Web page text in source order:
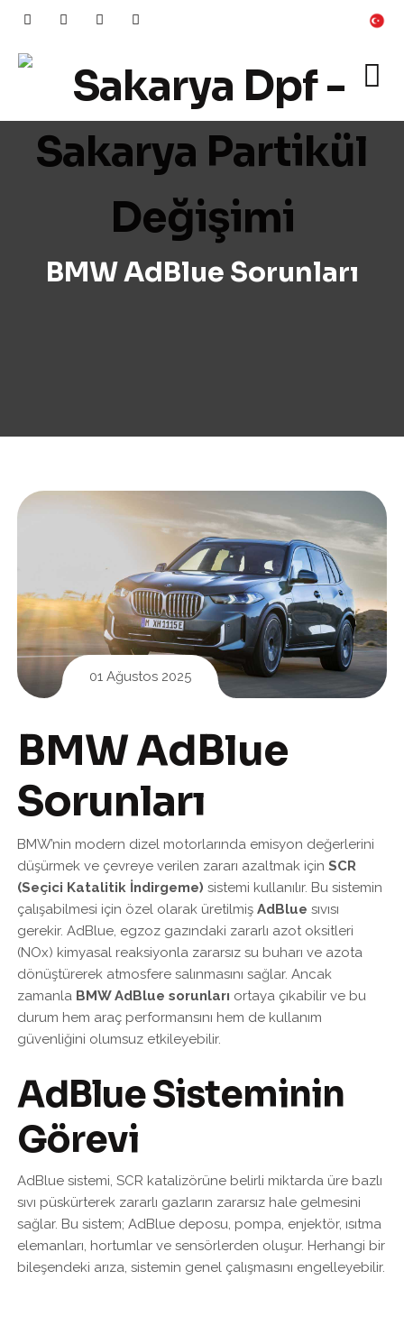
BMW AdBlue Sorunları
01 Ağustos 2025
BMW AdBlue
Sorunları
BMW’nin modern dizel motorlarında emisyon değerlerini
düşürmek ve çevreye verilen zararı azaltmak içinSCR
(Seçici Katalitik İndirgeme) sistemi kullanılır. Bu sistemin
çalışabilmesi için özel olarak üretilmişAdBlue sıvısı
gerekir. AdBlue, egzoz gazındaki zararlı azot oksitleri
(NOx) kimyasal reaksiyonla zararsız su buharı ve azota
dönüştürerek atmosfere salınmasını sağlar. Ancak
zamanla BMW AdBlue sorunları ortaya çıkabilir ve bu
durum hem araç performansını hem de kullanım
güvenliğini olumsuz etkileyebilir.
AdBlue Sisteminin
Görevi
AdBlue sistemi, SCR katalizörüne belirli miktarda üre bazlı
sıvı püskürterek zararlı gazların zararsız hale gelmesini
sağlar. Bu sistem; AdBlue deposu, pompa, enjektör, ısıtma
elemanları, hortumlar ve sensörlerden oluşur. Herhangi bir
bileşendeki arıza, sistemin genel çalışmasını engelleyebilir.